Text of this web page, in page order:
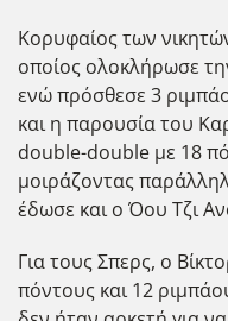
Κορυφαίος των
οποίος ολοκλήρωσε
ενώ πρόσθεσε 3
και η παρουσία του
double-double με 18
μοιράζοντας
έδωσε και ο Όου Τζι
Για τους Σπερς, ο
πόντους και 12